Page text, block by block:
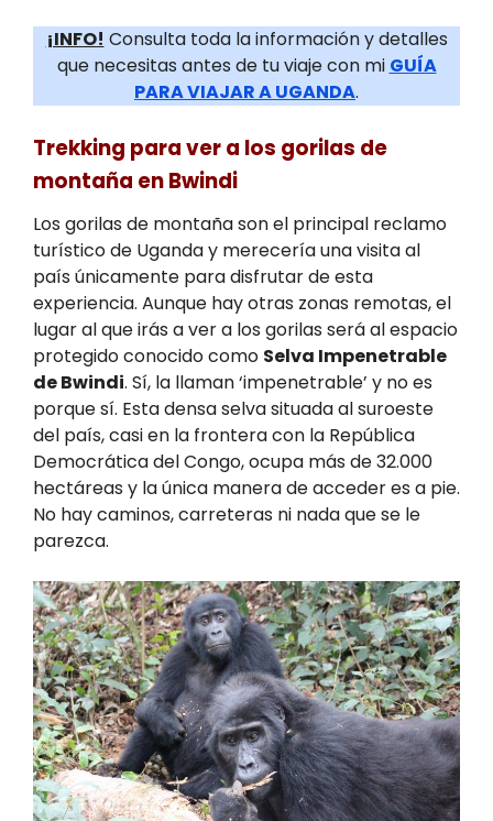
¡INFO! Consulta toda la información y detalles
que necesitas antes de tu viaje con mi GUÍA
PARA VIAJAR A UGANDA.
Trekking para ver a los gorilas de
montaña en Bwindi
Los gorilas de montaña son el principal reclamo
turístico de Uganda y merecería una visita al
país únicamente para disfrutar de esta
experiencia. Aunque hay otras zonas remotas, el
lugar al que irás a ver a los gorilas será al espacio
protegido conocido como Selva Impenetrable
de Bwindi. Sí, la llaman ‘impenetrable’ y no es
porque sí. Esta densa selva situada al suroeste
del país, casi en la frontera con la República
Democrática del Congo, ocupa más de 32.000
hectáreas y la única manera de acceder es a pie.
No hay caminos, carreteras ni nada que se le
parezca.